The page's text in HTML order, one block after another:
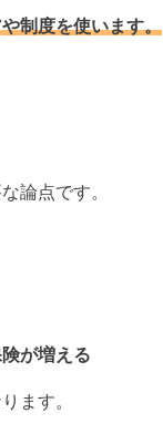
制度を使います。
論点です。
が増える
ます。